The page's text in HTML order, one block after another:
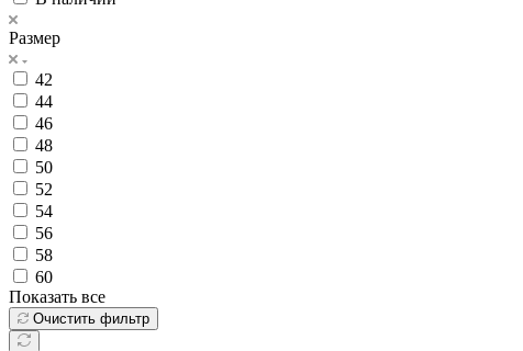
Размер
42
44
46
48
50
52
54
56
58
60
Показать все
Очистить фильтр